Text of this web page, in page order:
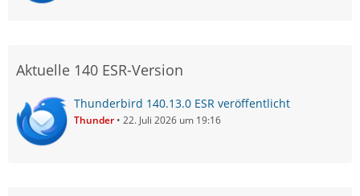
Aktuelle 140 ESR-Version
Thunderbird 140.13.0 ESR veröffentlicht
Thunder 22. Juli 2026 um 19:16